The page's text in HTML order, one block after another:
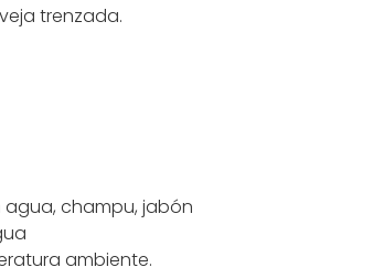
trenzada.
agua, champu, jabón
ambiente.